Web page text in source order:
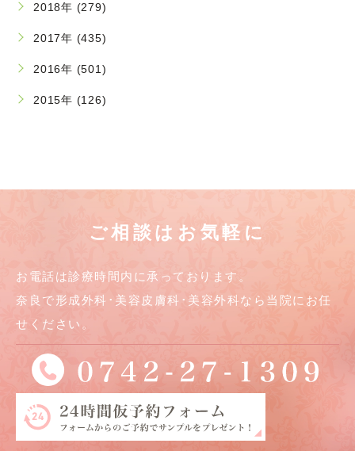
2018年 (279)
2017年 (435)
2016年 (501)
2015年 (126)
ご相談はお気軽に
お電話は診療時間内に承っております。
奈良で形成外科･美容皮膚科･美容外科なら当院にお任
せください。